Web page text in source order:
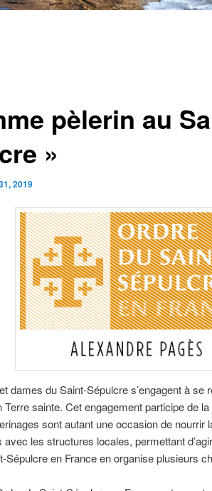
pèlerin au
»
2019
dames du Saint-Sépulcre s’engagent à se
Terre sainte. Cet engagement participe de
sont autant une occasion de nourrir
avec les structures locales, permettant
Sépulcre en France en organise plusieurs